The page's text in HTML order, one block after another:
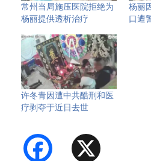
常州当局施压医院拒绝为
杨丽提供透析治疗
杨丽
口遭
许冬青因遭中共酷刑和医
疗剥夺于近日去世
Facebook